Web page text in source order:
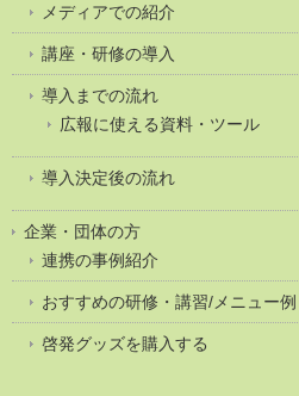
メディアでの紹介
講座・研修の導入
導入までの流れ
広報に使える資料・ツール
導入決定後の流れ
企業・団体の方
連携の事例紹介
おすすめの研修・講習/メニュー例
啓発グッズを購入する